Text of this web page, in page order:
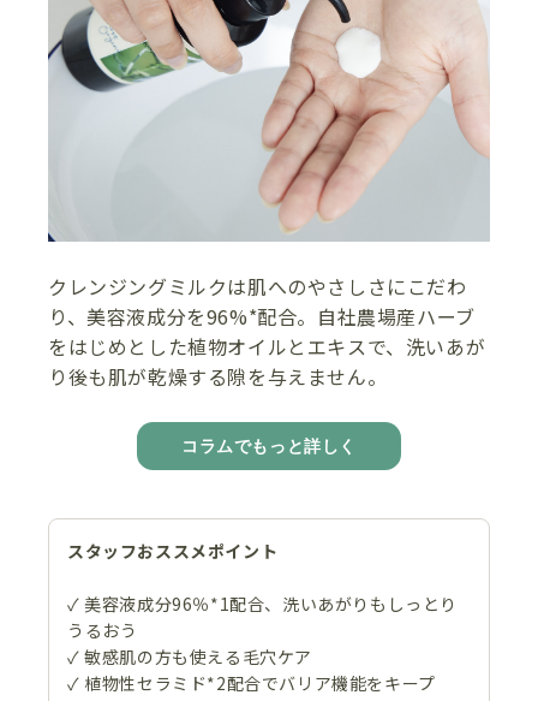
クレンジングミルクは肌へのやさしさにこだわ
り、美容液成分を96%*配合。自社農場産ハーブ
をはじめとした植物オイルとエキスで、洗いあが
り後も肌が乾燥する隙を与えません。
コラムでもっと詳しく
スタッフおススメポイント
✓ 美容液成分96％*1配合、洗いあがりもしっとり
うるおう
✓ 敏感肌の方も使える毛穴ケア
✓ 植物性セラミド*2配合でバリア機能をキープ